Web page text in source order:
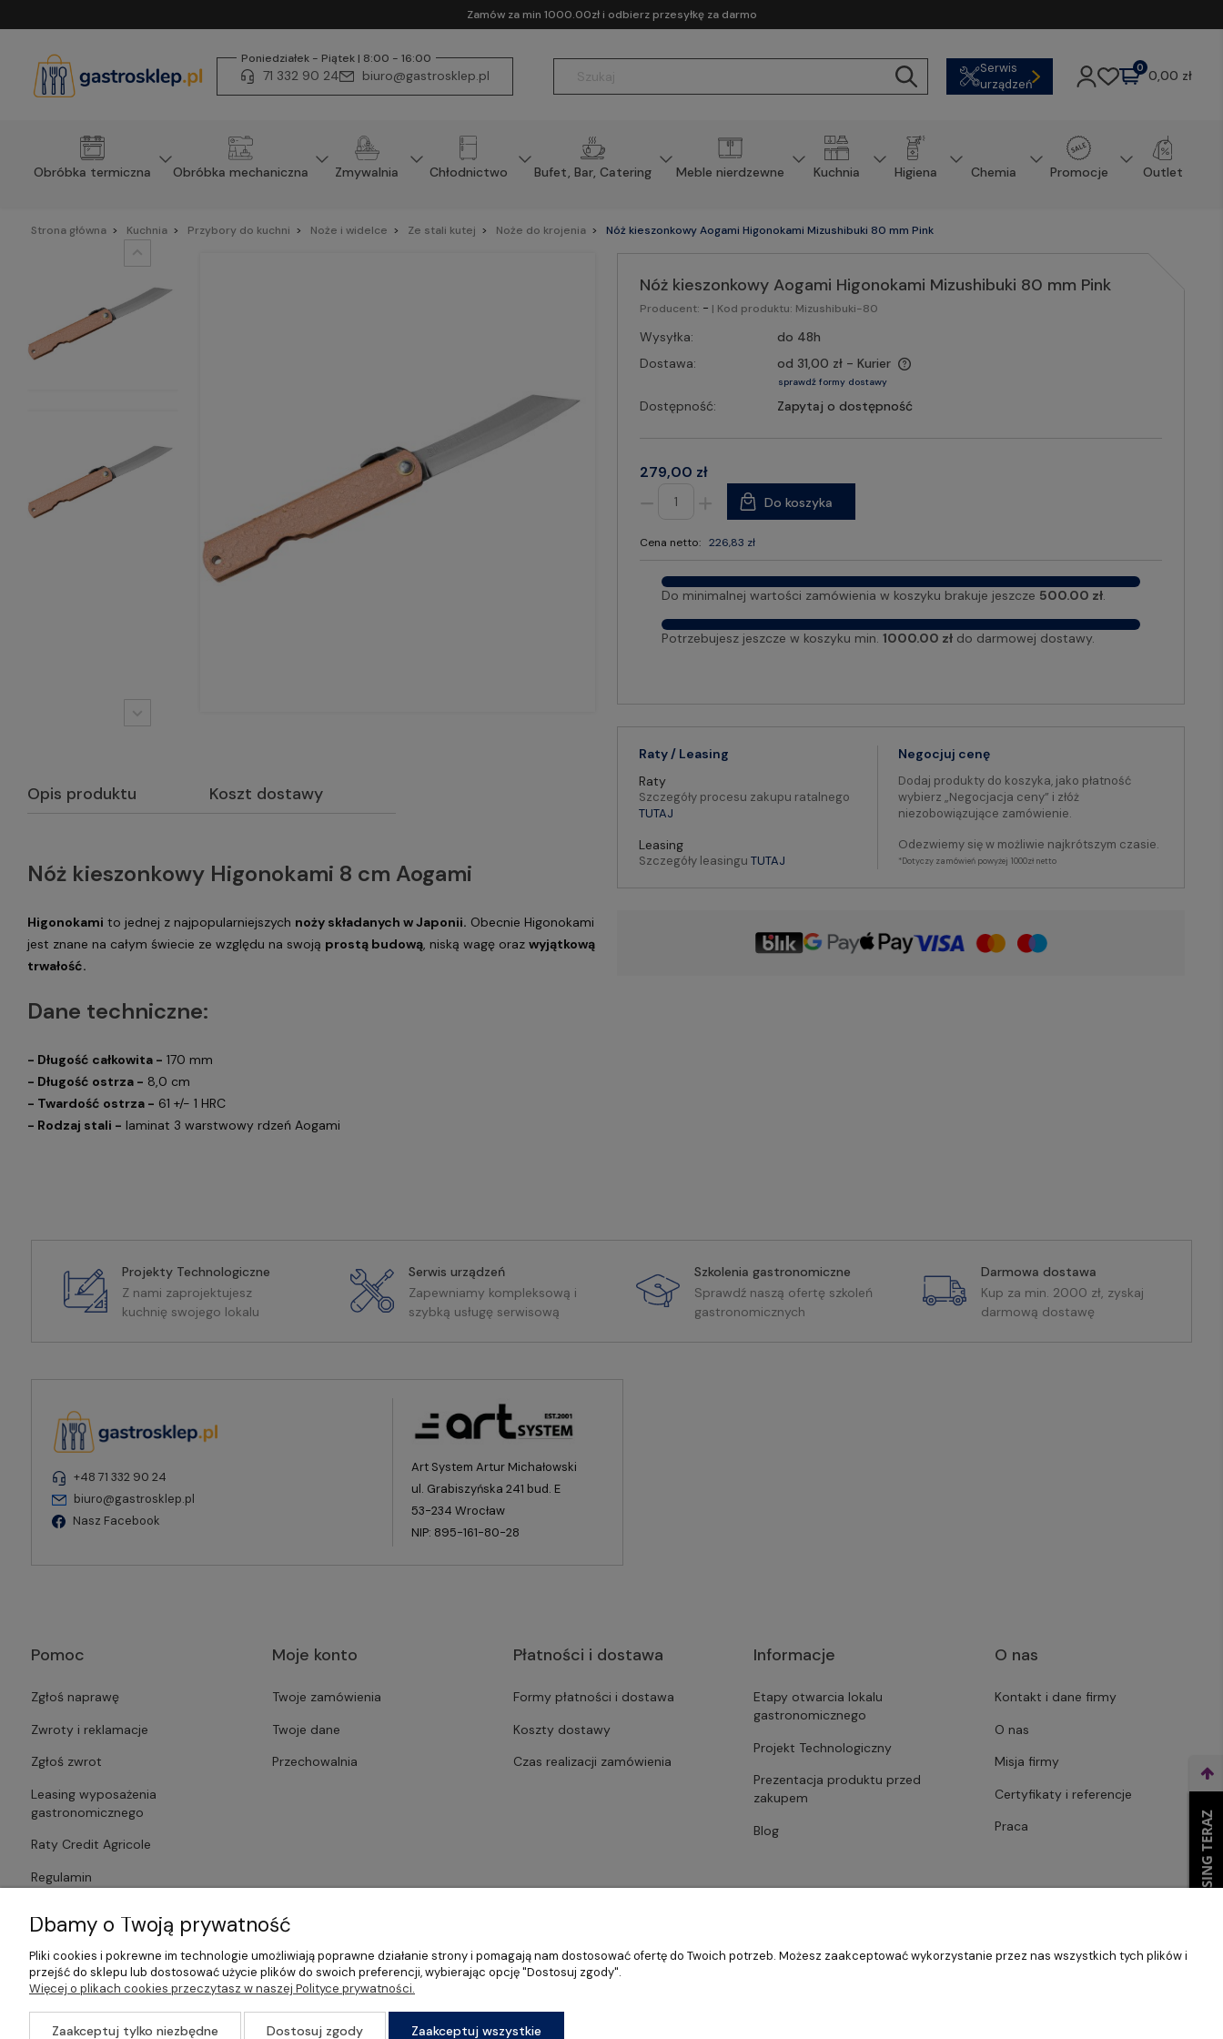
Zamów za min 1000.00zł i odbierz przesyłkę za darmo
Poniedziałek - Piątek | 8:00 - 16:00
71 332 90 24 biuro@gastrosklep.pl
Serwis
urządzeń
0,00 zł
0
Obróbka termiczna Obróbka mechaniczna Zmywalnia Chłodnictwo Bufet, Bar, Catering Meble nierdzewne Kuchnia Higiena Chemia Promocje Outlet
Strona główna Kuchnia Przybory do kuchni Noże i widelce Ze stali kutej Noże do krojenia Nóż kieszonkowy Aogami Higonokami Mizushibuki 80 mm Pink
Opis produktu Koszt dostawy
Nóż kieszonkowy Higonokami 8 cm Aogami
Higonokami to jednej z najpopularniejszych noży składanych w Japonii. Obecnie Higonokami
jest znane na całym świecie ze względu na swoją prostą budową, niską wagę oraz wyjątkową
trwałość.
Dane techniczne:
- Długość całkowita - 170 mm
- Długość ostrza - 8,0 cm
- Twardość ostrza - 61 +/- 1 HRC
- Rodzaj stali - laminat 3 warstwowy rdzeń Aogami
Nóż kieszonkowy Aogami Higonokami Mizushibuki 80 mm Pink
Producent: - | Kod produktu: Mizushibuki-80
Wysyłka:
do 48h
Dostawa:
od 31,00 zł - Kurier
sprawdź formy dostawy
Dostępność: Zapytaj o dostępność
279,00 zł
Cena netto: 226,83 zł
Do koszyka
Do minimalnej wartości zamówienia w koszyku brakuje jeszcze 500.00 zł.
Potrzebujesz jeszcze w koszyku min. 1000.00 złdo darmowej dostawy.
Raty / Leasing
Raty
Szczegóły procesu zakupu ratalnego
TUTAJ
Leasing
Szczegóły leasinguTUTAJ
Negocjuj cenę
Dodaj produkty do koszyka, jako płatność
wybierz „Negocjacja ceny” i złóż
niezobowiązujące zamówienie.
Odezwiemy się w możliwie najkrótszym czasie.
*Dotyczy zamówień powyżej 1000zł netto
Projekty Technologiczne
Z nami zaprojektujesz
kuchnię swojego lokalu
Serwis urządzeń
Zapewniamy kompleksową i
szybką usługę serwisową
Szkolenia gastronomiczne
Sprawdź naszą ofertę szkoleń
gastronomicznych
Darmowa dostawa
Kup za min. 2000 zł, zyskaj
darmową dostawę
+48 71 332 90 24
biuro@gastrosklep.pl
Nasz Facebook
Art System Artur Michałowski
ul. Grabiszyńska 241 bud. E
53-234 Wrocław
NIP: 895-161-80-28
Pomoc
Zgłoś naprawę
Zwroty i reklamacje
Zgłoś zwrot
Leasing wyposażenia
gastronomicznego
Raty Credit Agricole
Regulamin
Moje konto
Twoje zamówienia
Twoje dane
Przechowalnia
Płatności i dostawa
Formy płatności i dostawa
Koszty dostawy
Czas realizacji zamówienia
Informacje
Etapy otwarcia lokalu
gastronomicznego
Projekt Technologiczny
Prezentacja produktu przed
zakupem
Blog
O nas
Kontakt i dane firmy
O nas
Misja firmy
Certyfikaty i referencje
Praca
©2026 Wszelkie Prawa Zastrzeżone | Gastrosklep | Wyposażenie gastronomii, restauracji oraz barów
Sklep internetowy Shoper Premium
Dbamy o Twoją prywatność
Pliki cookies i pokrewne im technologie umożliwiają poprawne działanie strony i pomagają nam dostosować ofertę do Twoich potrzeb. Możesz zaakceptować wykorzystanie przez nas wszystkich tych plików i
przejść do sklepu lub dostosować użycie plików do swoich preferencji, wybierając opcję "Dostosuj zgody".
Więcej o plikach cookies przeczytasz w naszej Polityce prywatności.
Zaakceptuj tylko niezbędne Dostosuj zgody Zaakceptuj wszystkie
WEŹ LEASING TERAZ